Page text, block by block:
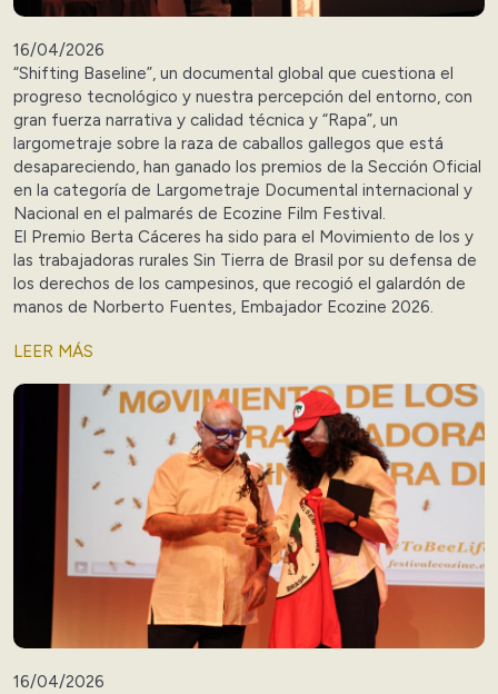
16/04/2026
“Shifting Baseline”, un documental global que cuestiona el
progreso tecnológico y nuestra percepción del entorno, con
gran fuerza narrativa y calidad técnica y “Rapa”, un
largometraje sobre la raza de caballos gallegos que está
desapareciendo, han ganado los premios de la Sección Oficial
en la categoría de Largometraje Documental internacional y
Nacional en el palmarés de Ecozine Film Festival.
El Premio Berta Cáceres ha sido para el Movimiento de los y
las trabajadoras rurales Sin Tierra de Brasil por su defensa de
los derechos de los campesinos, que recogió el galardón de
manos de Norberto Fuentes, Embajador Ecozine 2026.
LEER MÁS
16/04/2026